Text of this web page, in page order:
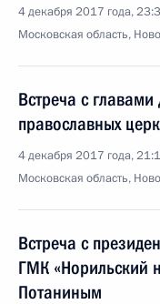
4 декабря 2017 года,
Московская область,
Встреча с
православных
4 декабря 2017 года,
Московская область,
Встреча с
ГМК «Норильский
Потаниным